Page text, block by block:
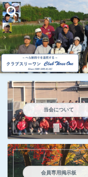
当会について
会員専用掲示板